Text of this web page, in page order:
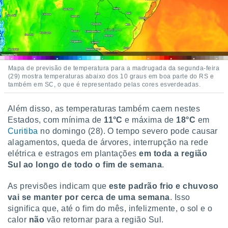
através
estudos
e
de
1199
Mapa de previsão de temperatura para a madrugada da segunda-feira
(29) mostra temperaturas abaixo dos 10 graus em boa parte do RS e
também em SC, o que é representado pelas cores esverdeadas.
Além disso, as temperaturas também caem nestes
Estados, com mínima de 11°C e máxima de 18°C em
Curitiba no domingo (28). O tempo severo pode causar
alagamentos, queda de árvores, interrupção na rede
elétrica e estragos em plantaçõesem toda a região
Sul ao longo de todo o fim de semana.
As previsões indicam que este padrão frio e chuvoso
vai se manter por cerca de uma semana. Isso
significa que, até o fim do mês, infelizmente, o sol e o
calor não vão retornar para a região Sul.